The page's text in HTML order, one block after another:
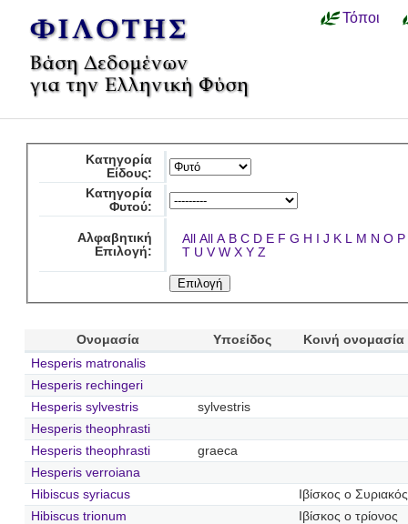
Τόποι
Κατηγορία
Είδους:
Κατηγορία
Φυτού:
Αλφαβητική
Επιλογή:
All All A B C D E F G H I J K L M N O P
T U V W X Y Z
Ονομασία Υποείδος
Κοινή ονομασία
Hesperis matronalis
Hesperis rechingeri
Hesperis sylvestris
sylvestris
Hesperis theophrasti
Hesperis theophrasti
graeca
Hesperis verroiana
Hibiscus syriacus
Ιβίσκος ο Συριακός
Hibiscus trionum
Ιβίσκος ο τρίονος